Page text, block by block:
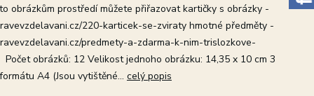
obrázkům prostředí můžete přiřazovat kartičky s obrázky -
220-karticek-se-zviraty hmotné předměty -
predmety-a-zdarma-k-nim-trislozkove-
obrázků: 12 Velikost jednoho obrázku: 14,35 x 10 cm 3
A4 (Jsou vytištěné... celý popis